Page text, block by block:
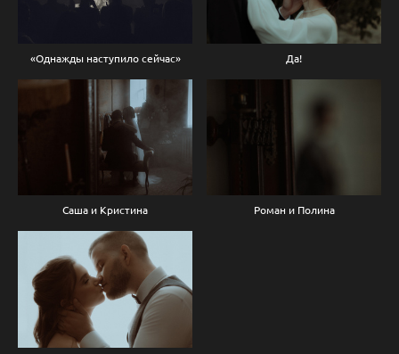
«Однажды наступило сейчас» Да!
Саша и Кристина Роман и Полина